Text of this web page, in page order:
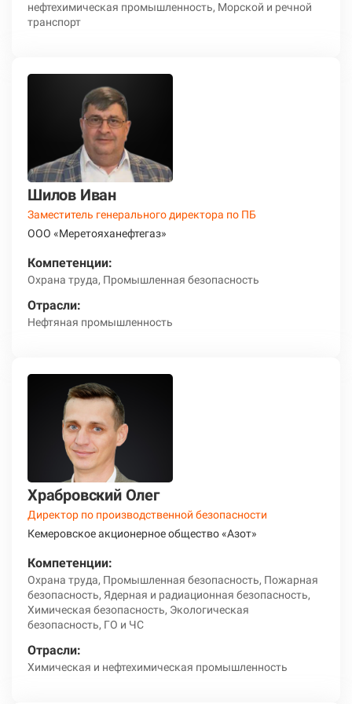
нефтехимическая промышленность, Морской и речной
транспорт
Шилов Иван
Заместитель генерального директора по ПБ
ООО «Меретояханефтегаз»
Компетенции:
Охрана труда, Промышленная безопасность
Отрасли:
Нефтяная промышленность
Храбровский Олег
Директор по производственной безопасности
Кемеровское акционерное общество «Азот»
Компетенции:
Охрана труда, Промышленная безопасность, Пожарная
безопасность, Ядерная и радиационная безопасность,
Химическая безопасность, Экологическая
безопасность, ГО и ЧС
Отрасли:
Химическая и нефтехимическая промышленность